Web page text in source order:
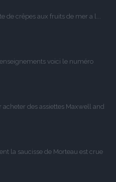
de crêpes aux fruits de mer a l...
voici le numéro
des assiettes Maxwell and
la saucisse de Morteau est crue